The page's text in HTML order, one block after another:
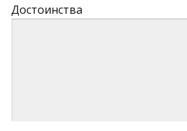
Достоинства